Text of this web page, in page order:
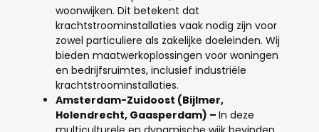
woonwijken. Dit betekent dat
krachtstroominstallaties vaak nodig zijn voor
zowel particuliere als zakelijke doeleinden. Wij
bieden maatwerkoplossingen voor woningen
en bedrijfsruimtes, inclusief industriële
krachtstroominstallaties.
Amsterdam-Zuidoost (Bijlmer,
Holendrecht, Gaasperdam) – In deze